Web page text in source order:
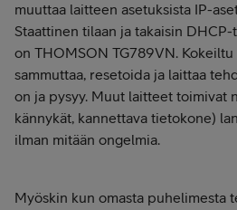
muuttaa laitteen asetuksista IP-
Staattinen tilaan ja takaisin
on THOMSON TG789VN.
sammuttaa, resetoida ja laittaa
on ja pysyy. Muut laitteet toimivat
kännykät, kannettava tietokone)
ilman mitään ongelmia.
Myöskin kun omasta puhelimesta